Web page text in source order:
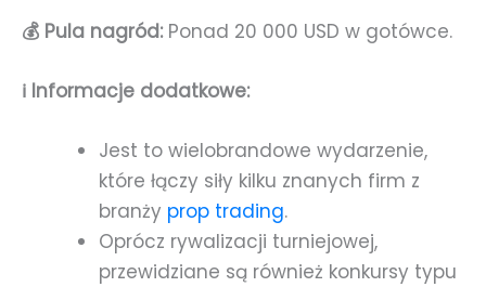
💰 Pula nagród:Ponad 20 000 USD w gotówce.
ℹ️ Informacje dodatkowe:
Jest to wielobrandowe wydarzenie,
które łączy siły kilku znanych firm z
branży prop trading.
Oprócz rywalizacji turniejowej,
przewidziane są również konkursy typu